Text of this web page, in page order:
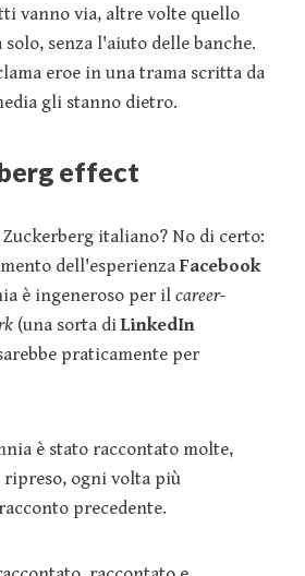
vanno via, altre volte quello
senza l'aiuto delle banche.
eroe in una trama scritta da
gli stanno dietro.
effect
italiano? No di certo:
dell'esperienza Facebook
è ingeneroso per il career-
(una sorta di LinkedIn
praticamente per
è stato raccontato molte,
ripreso, ogni volta più
precedente.